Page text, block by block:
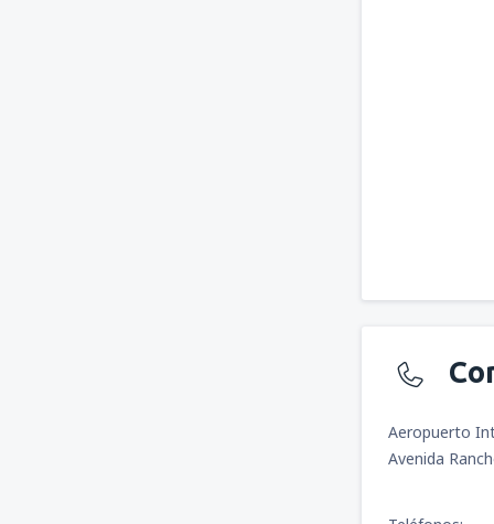
Aeropuerto
Avenida